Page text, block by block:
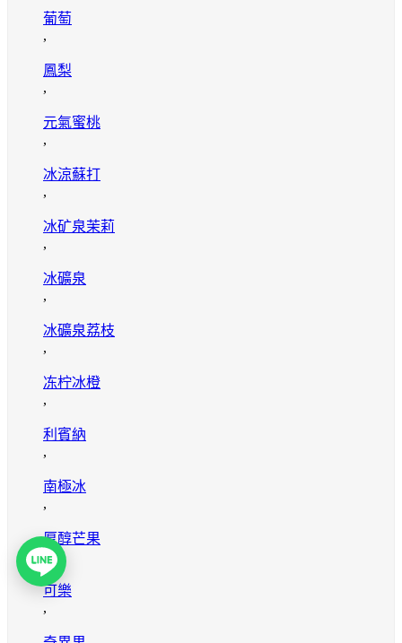
葡萄
,
鳳梨
,
元氣蜜桃
,
冰涼蘇打
,
冰矿泉茉莉
,
冰礦泉
,
冰礦泉荔枝
,
冻柠冰橙
,
利賓納
,
南極冰
,
厚醇芒果
,
可樂
,